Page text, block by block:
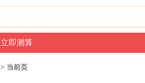
> 当前页